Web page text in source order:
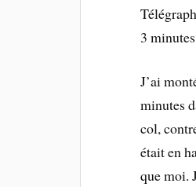
3
J’ai
minutes
col,
était en
que moi.